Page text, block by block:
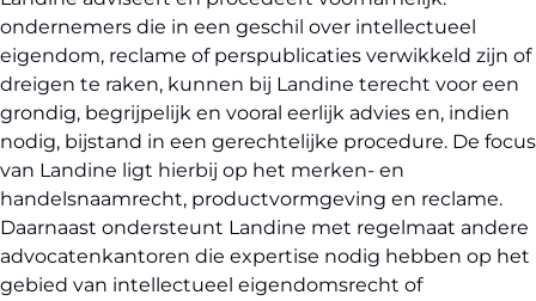
ondernemers die in een geschil over intellectueel
eigendom, reclame of perspublicaties verwikkeld zijn of
dreigen te raken, kunnen bij Landine terecht voor een
grondig, begrijpelijk en vooral eerlijk advies en, indien
nodig, bijstand in een gerechtelijke procedure. De focus
van Landine ligt hierbij op het merken- en
handelsnaamrecht, productvormgeving en reclame.
Daarnaast ondersteunt Landine met regelmaat andere
advocatenkantoren die expertise nodig hebben op het
gebied van intellectueel eigendomsrecht of